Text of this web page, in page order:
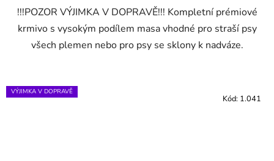
!!!POZOR VÝJIMKA V DOPRAVĚ!!! Kompletní prémiové
krmivo s vysokým podílem masa vhodné pro straší psy
všech plemen nebo pro psy se sklony k nadváze.
VÝJIMKA V DOPRAVĚ
Kód: 1.041